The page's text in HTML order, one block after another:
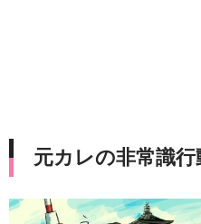
元カレの非常識